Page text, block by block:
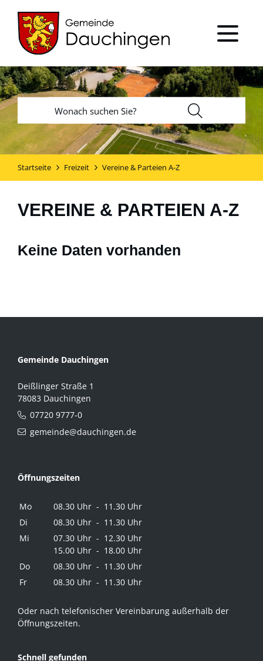
Startseite Freizeit Vereine & Parteien A-Z
VEREINE & PARTEIEN A-Z
Keine Daten vorhanden
Gemeinde Dauchingen
Deißlinger Straße 1
78083 Dauchingen
07720 9777-0
gemeinde@dauchingen.de
Öffnungszeiten
Mo
08.30 Uhr - 11.30 Uhr
Di
08.30 Uhr - 11.30 Uhr
Mi
07.30 Uhr - 12.30 Uhr
15.00 Uhr - 18.00 Uhr
Do
08.30 Uhr - 11.30 Uhr
Fr
08.30 Uhr - 11.30 Uhr
Oder nach telefonischer Vereinbarung außerhalb der
Öffnungszeiten.
Schnell gefunden